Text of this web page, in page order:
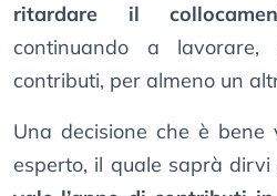
ritardare il
continuando a
contributi, per almeno un
Una decisione che è
esperto, il quale saprà dirvi